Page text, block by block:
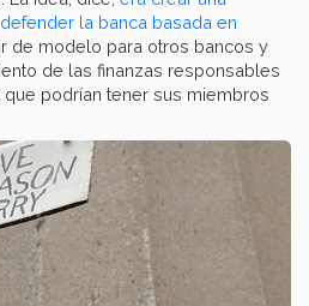
la banca basada en
de modelo para otros bancos y
de las finanzas responsables
podrían tener sus miembros